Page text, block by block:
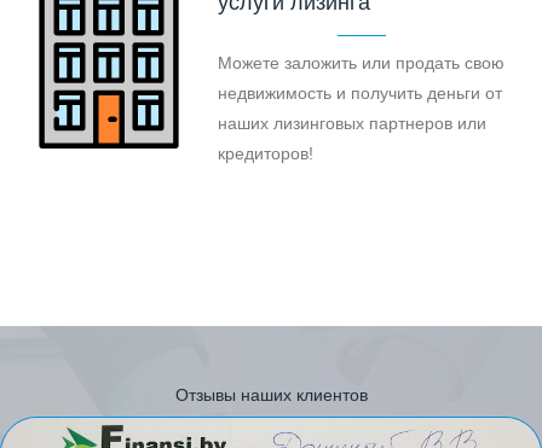
Можете заложить или продать свою
недвижимость и получить деньги от
наших лизинговых партнеров или
кредиторов!
Отзывы наших клиентов